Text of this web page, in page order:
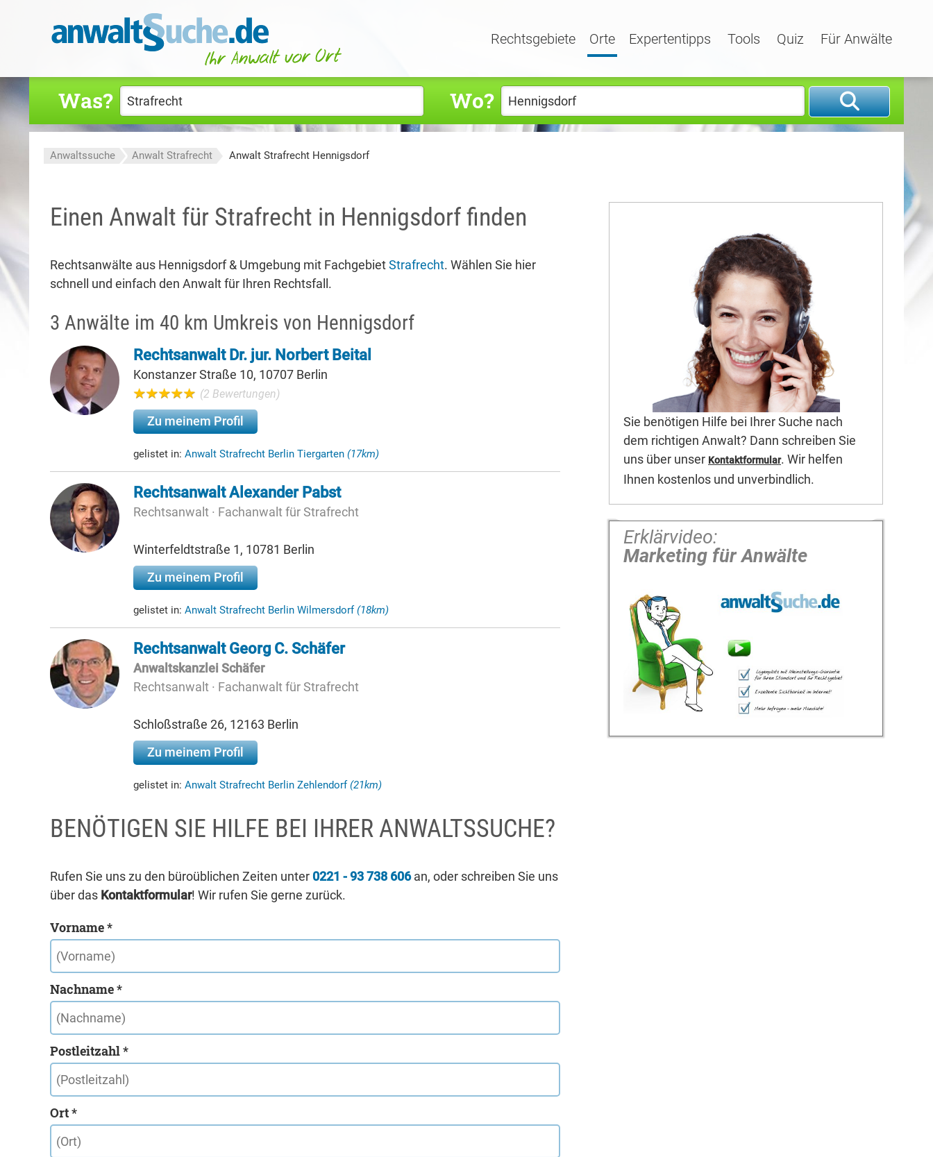
Rechtsgebiete Orte Expertentipps Tools Quiz Für Anwälte
Was? Wo?
Anwaltssuche Anwalt Strafrecht Anwalt Strafrecht Hennigsdorf
Einen Anwalt für Strafrecht in Hennigsdorf finden
Rechtsanwälte aus Hennigsdorf & Umgebung mit FachgebietStrafrecht. Wählen Sie hier
schnell und einfach den Anwalt für Ihren Rechtsfall.
3 Anwälte im 40 km Umkreis von Hennigsdorf
Rechtsanwalt Dr. jur. Norbert Beital
Konstanzer Straße 10, 10707 Berlin
(2 Bewertungen)
Zu meinem Profil
gelistet in: Anwalt Strafrecht Berlin Tiergarten (17km)
Rechtsanwalt Alexander Pabst
Rechtsanwalt · Fachanwalt für Strafrecht
Winterfeldtstraße 1, 10781 Berlin
Zu meinem Profil
gelistet in: Anwalt Strafrecht Berlin Wilmersdorf(18km)
Rechtsanwalt Georg C. Schäfer
Anwaltskanzlei Schäfer
Rechtsanwalt · Fachanwalt für Strafrecht
Schloßstraße 26, 12163 Berlin
Zu meinem Profil
gelistet in: Anwalt Strafrecht Berlin Zehlendorf(21km)
BENÖTIGEN SIE HILFE BEI IHRER ANWALTSSUCHE?
Rufen Sie uns zu den büroüblichen Zeiten unter 0221 - 93 738 606an, oder schreiben Sie uns
über das Kontaktformular! Wir rufen Sie gerne zurück.
Vorname *
Nachname *
Postleitzahl *
Ort *
Sie benötigen Hilfe bei Ihrer Suche nach
dem richtigen Anwalt? Dann schreiben Sie
uns über unser Kontaktformular. Wir helfen
Ihnen kostenlos und unverbindlich.
Erklärvideo:
Marketing für Anwälte